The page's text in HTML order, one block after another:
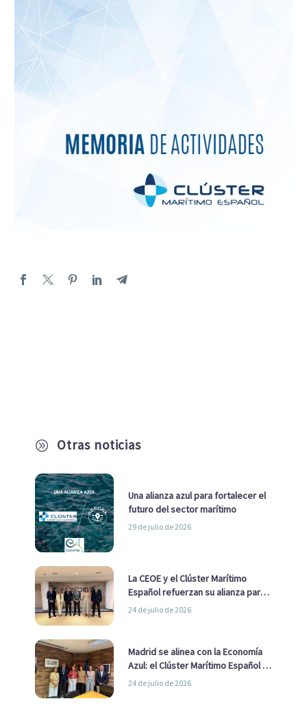
A Otras noticias
Una alianza azul para fortalecer el
futuro del sector marítimo
29 de julio de 2026
La CEOE y el Clúster Marítimo
Español refuerzan su alianza para
impulsar una estrategia Nacional
24 de julio de 2026
Madrid se alinea con la Economía
Azul: el Clúster Marítimo Español y
la Real Liga Naval avanzan alianzas
24 de julio de 2026